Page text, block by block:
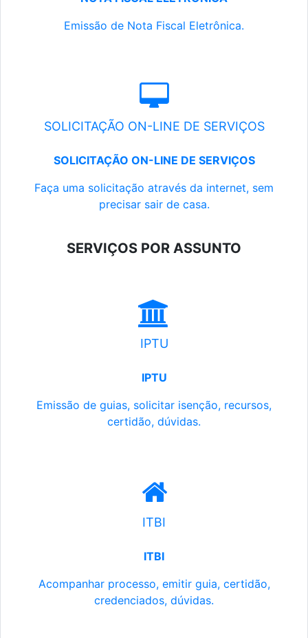
Emissão de Nota Fiscal Eletrônica.
SOLICITAÇÃO ON-LINE DE SERVIÇOS
SOLICITAÇÃO ON-LINE DE SERVIÇOS
Faça uma solicitação através da internet, sem
precisar sair de casa.
SERVIÇOS POR ASSUNTO
IPTU
IPTU
Emissão de guias, solicitar isenção, recursos,
certidão, dúvidas.
ITBI
ITBI
Acompanhar processo, emitir guia, certidão,
credenciados, dúvidas.